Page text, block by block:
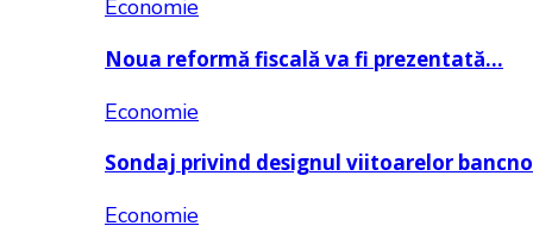
Economie
Noua reformă fiscală va fi prezentată…
Economie
Sondaj privind designul viitoarelor
Economie